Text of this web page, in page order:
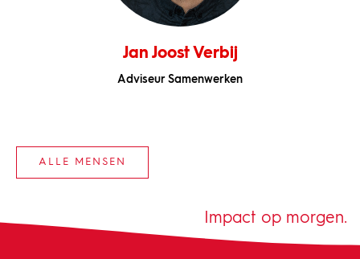
Jan Joost Verbij
Adviseur Samenwerken
ALLE MENSEN
Impact op morgen.